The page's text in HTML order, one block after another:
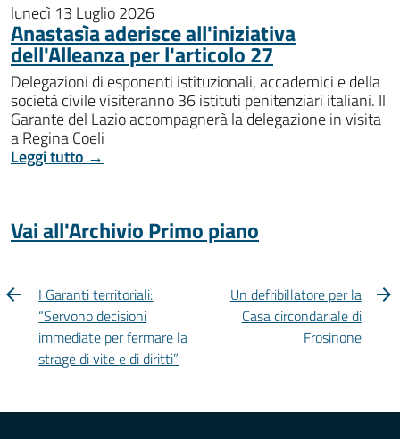
lunedì 13 Luglio 2026
Anastasìa aderisce all'iniziativa
dell'Alleanza per l'articolo 27
Delegazioni di esponenti istituzionali, accademici e della
società civile visiteranno 36 istituti penitenziari italiani. Il
Garante del Lazio accompagnerà la delegazione in visita
a Regina Coeli
Leggi tutto →
Vai all'Archivio Primo piano
I Garanti territoriali:
“Servono decisioni
immediate per fermare la
strage di vite e di diritti”
Un defribillatore per la
Casa circondariale di
Frosinone